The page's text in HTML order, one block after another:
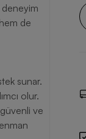
deneyim
de
sunar.
olur.
ve